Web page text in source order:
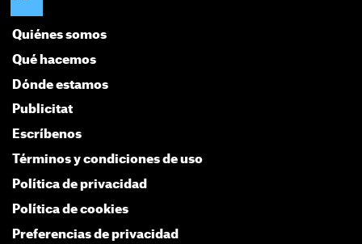
Quiénes somos
Qué hacemos
Dónde estamos
Publicitat
Escríbenos
Términos y condiciones de uso
Política de privacidad
Política de cookies
Preferencias de privacidad